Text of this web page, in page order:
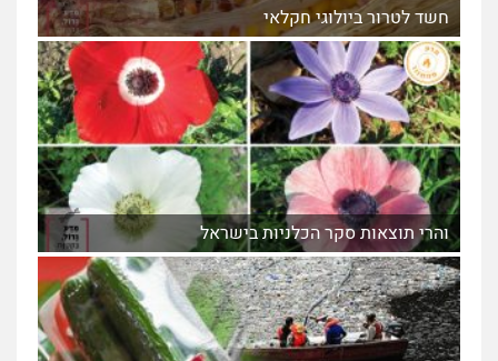
חשד לטרור ביולוגי חקלאי
והרי תוצאות סקר הכלניות בישראל